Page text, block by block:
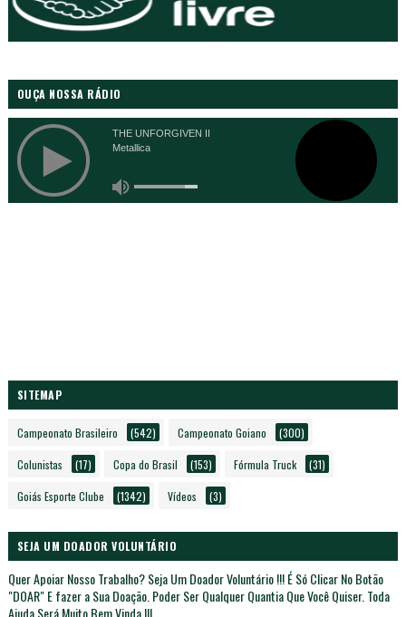
OUÇA NOSSA RÁDIO
SITEMAP
Campeonato Brasileiro (542) Campeonato Goiano (300)
Colunistas (17) Copa do Brasil (153) Fórmula Truck (31)
Goiás Esporte Clube (1342) Vídeos (3)
SEJA UM DOADOR VOLUNTÁRIO
Quer Apoiar Nosso Trabalho? Seja Um Doador Voluntário !!! É Só Clicar No Botão
"DOAR" E fazer a Sua Doação. Poder Ser Qualquer Quantia Que Você Quiser. Toda
Ajuda Será Muito Bem Vinda !!!